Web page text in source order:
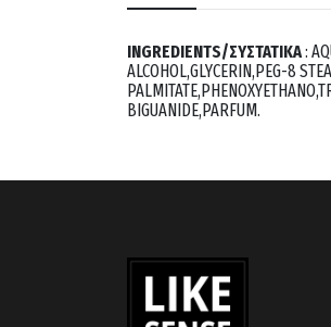
ΙNGREDIENTS/ΣΥΣΤΑΤΙΚΑ:
ALCOHOL,GLYCERIN,PEG-8
BIGUANIDE,PARFUM.